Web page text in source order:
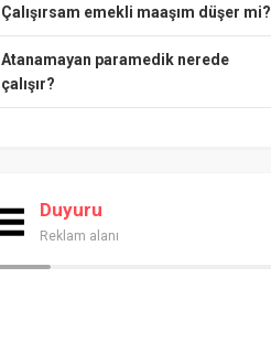
Çalışırsam emekli maaşım düşer mi?
Atanamayan paramedik nerede
çalışır?
Duyuru
Reklam alanı